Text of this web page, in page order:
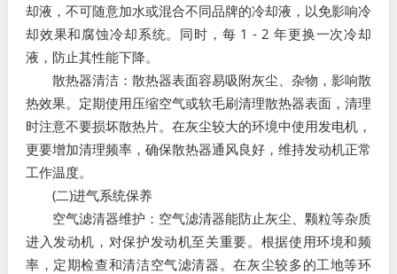
却液，不可随意加水或混合不同品牌的冷却液，以免影响冷
却效果和腐蚀冷却系统。同时，每 1 - 2 年更换一次冷却
液，防止其性能下降。​
散热器清洁：散热器表面容易吸附灰尘、杂物，影响散
热效果。定期使用压缩空气或软毛刷清理散热器表面，清理
时注意不要损坏散热片。在灰尘较大的环境中使用发电机，
更要增加清理频率，确保散热器通风良好，维持发动机正常
工作温度。​
(二)进气系统保养​
空气滤清器维护：空气滤清器能防止灰尘、颗粒等杂质
进入发动机，对保护发动机至关重要。根据使用环境和频
率，定期检查和清洁空气滤清器。在灰尘较多的工地等环